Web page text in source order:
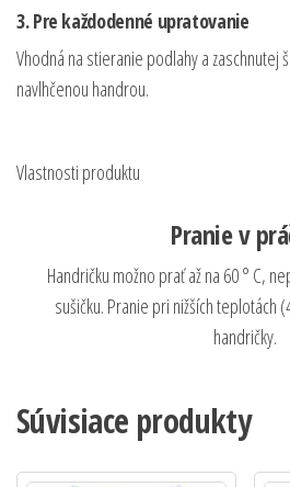
3. Pre každodenné upratovanie
Vhodná na stieranie podlahy a zaschnutej
navlhčenou handrou.
Vlastnosti produktu
Pranie v
Handričku možno prať až na 60 ° C,
sušičku. Pranie pri nižších teplotách
handričky.
Súvisiace produkty